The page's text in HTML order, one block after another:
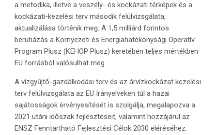
a metodika, illetve a veszély- és kockázati térképek és a
kockázati-kezelési terv második felülvizsgálata,
aktualizálása történik meg. A 1,5 milliárd forintos
beruházás a Környezeti és Energiahatékonysági Operatív
Program Plusz (KEHOP Plusz) keretében teljes mértékben
EU forrásból valósulhat meg.
A vízgyűjtő-gazdálkodási terv és az árvízkockázat kezelési
terv felülvizsgálata az EU Irányelveken túl a hazai
sajátosságok érvényesítését is szolgálja, megalapozva a
2021 utáni időszak fejlesztéseit, valamint hozzájárul az
ENSZ Fenntartható Fejlesztési Célok 2030 eléréséhez.